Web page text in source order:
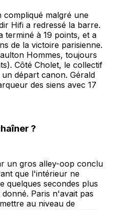
malgré une
Hifi a redressé la barre.
terminé à 19 points, et a
de la victoire parisienne.
Hommes, toujours
Côté Cholet, le collectif
départ canon. Gérald
des siens avec 17
?
un gros alley-oop conclu
que l'intérieur ne
quelques secondes plus
Paris n'avait pas
au niveau de